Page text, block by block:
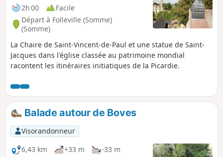
2h 00
Facile
Départ à Folleville (Somme)
(Somme)
La Chaire de Saint-Vincent-de-Paul et une statue de Saint-
Jacques dans l'église classée au patrimoine mondial
racontent les itinéraires initiatiques de la Picardie.
Balade autour de Boves
Visorandonneur
6,43 km
+33 m
-33 m